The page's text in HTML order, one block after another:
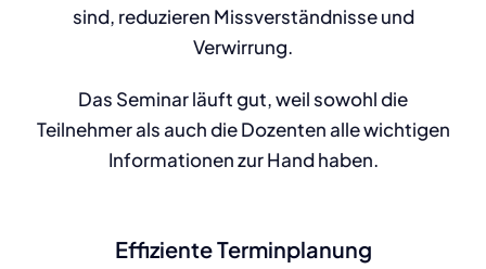
sind, reduzieren Missverständnisse und
Verwirrung.
Das Seminar läuft gut, weil sowohl die
Teilnehmer als auch die Dozenten alle wichtigen
Informationen zur Hand haben.
Effiziente Terminplanung